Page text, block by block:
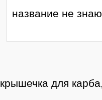
название не
крышечка для